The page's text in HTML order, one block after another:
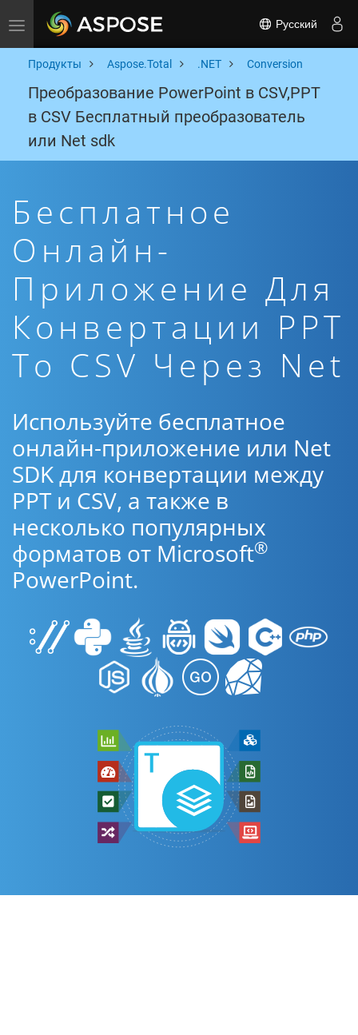
Toggle navigation Русский
Продукты Aspose.Total .NET Conversion
Преобразование PowerPoint в CSV,PPT
в CSV Бесплатный преобразователь
или Net sdk
Бесплатное
Онлайн-
Приложение Для
Конвертации PPT
To CSV Через Net
Используйте бесплатное
онлайн-приложение или Net
SDK для конвертации между
PPT и CSV, а также в
несколько популярных
форматов от Microsoft®
PowerPoint.